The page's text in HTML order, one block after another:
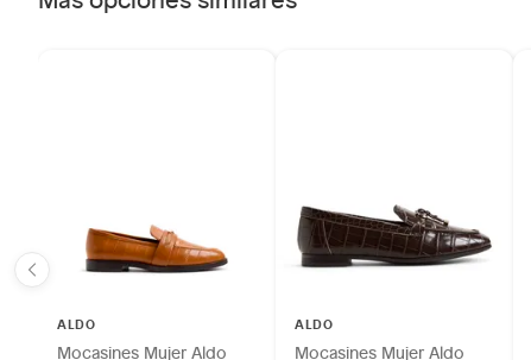
ALDO
Mocasines Mujer Aldo
ALDO
Mocasines Mujer Aldo